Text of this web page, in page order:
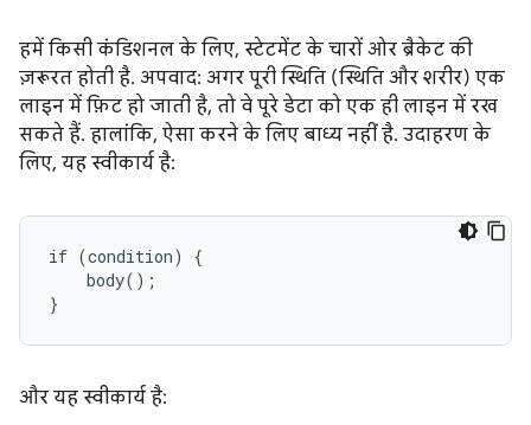
हमें किसी कंडिशनल के लिए, स्टेटमेंट के चारों ओर ब्रैकेट की
ज़रूरत होती है. अपवाद: अगर पूरी स्थिति (स्थिति और शरीर) एक
लाइन में फ़िट हो जाती है, तो वे पूरे डेटा को एक ही लाइन में रख
सकते हैं. हालांकि, ऐसा करने के लिए बाध्य नहीं है. उदाहरण के
लिए, यह स्वीकार्य है:
if (condition) {
    body();
}
और यह स्वीकार्य है: